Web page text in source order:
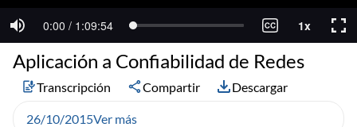
Aplicación a Confiabilidad de Redes
Transcripción Compartir Descargar
26/10/2015Ver más